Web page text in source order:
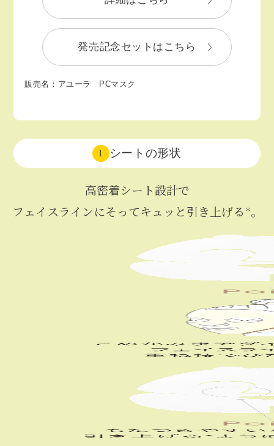
発売記念セットはこちら
販売名：アユーラ PCマスク
1 シートの形状
高密着シート設計で
フェイスラインにそってキュッと引き上げる ＊。